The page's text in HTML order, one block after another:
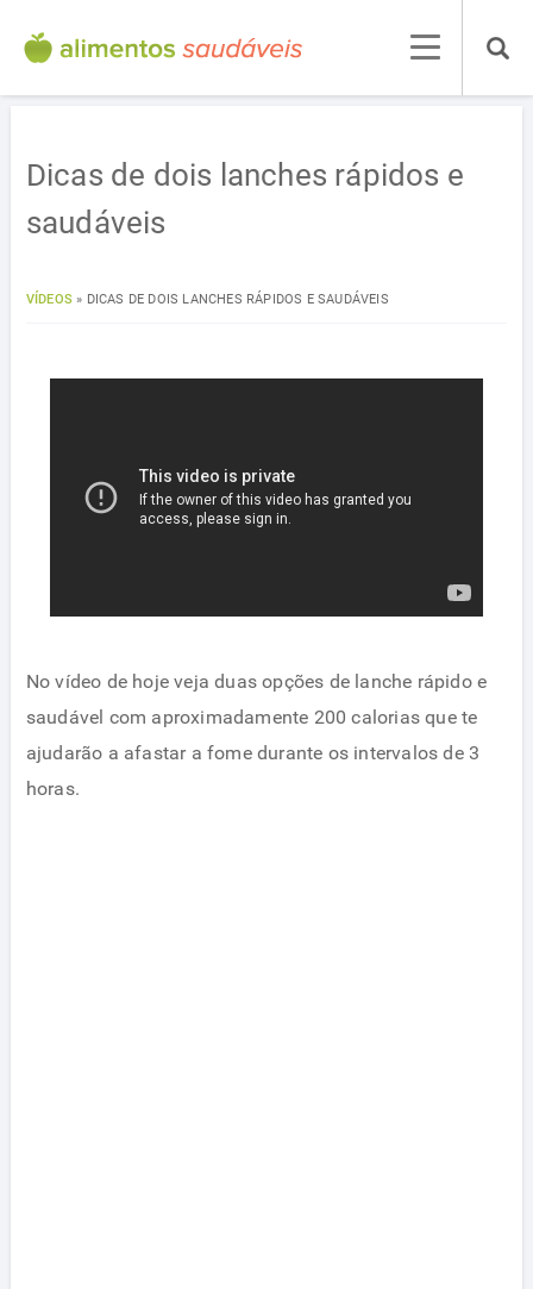
Dicas de dois lanches rápidos e
saudáveis
VÍDEOS» DICAS DE DOIS LANCHES RÁPIDOS E SAUDÁVEIS
No vídeo de hoje veja duas opções de lanche rápido e
saudável com aproximadamente 200 calorias que te
ajudarão a afastar a fome durante os intervalos de 3
horas.